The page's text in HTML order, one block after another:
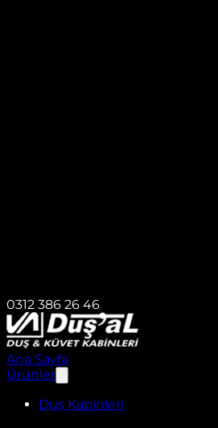
0312 386 26 46
Ana Sayfa
Ürünler
Duş Kabinleri